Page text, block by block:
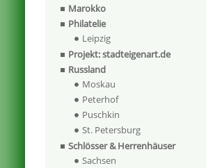
Marokko
Philatelie
Leipzig
Projekt: stadteigenart.de
Russland
Moskau
Peterhof
Puschkin
St. Petersburg
Schlösser & Herrenhäuser
Sachsen